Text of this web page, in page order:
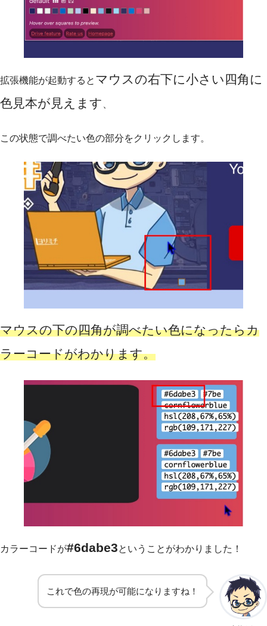
拡張機能が起動すると マウスの右下に小さい四角に
色見本が見えます
この状態で調べたい色の部分をクリックします。
マウスの下の四角が調べたい色になったらカ
ラーコードがわかります。
カラーコードが#6dabe3ということがわかりました！
これで色の再現が可能になりますね！